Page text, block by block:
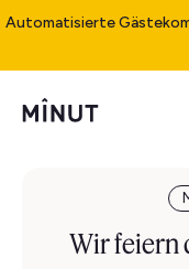
Automatisierte
Wir feiern